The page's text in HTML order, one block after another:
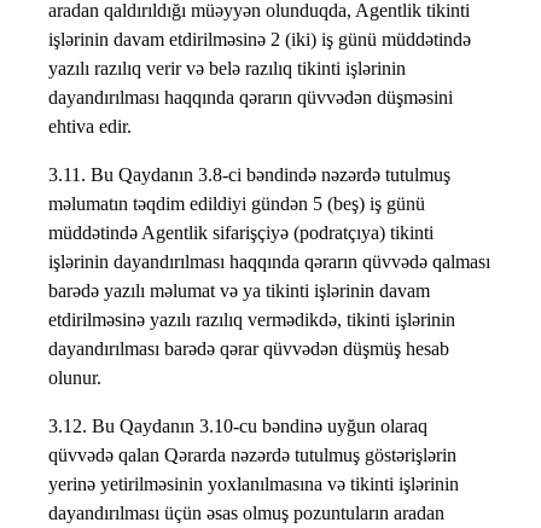
aradan qaldırıldığı müəyyən olunduqda, Agentlik tikinti
işlərinin davam etdirilməsinə 2 (iki) iş günü müddətində
yazılı razılıq verir və belə razılıq tikinti işlərinin
dayandırılması haqqında qərarın qüvvədən düşməsini
ehtiva edir.
3.11. Bu Qaydanın 3.8-ci bəndində nəzərdə tutulmuş
məlumatın təqdim edildiyi gündən 5 (beş) iş günü
müddətində Agentlik sifarişçiyə (podratçıya) tikinti
işlərinin dayandırılması haqqında qərarın qüvvədə qalması
barədə yazılı məlumat və ya tikinti işlərinin davam
etdirilməsinə yazılı razılıq vermədikdə, tikinti işlərinin
dayandırılması barədə qərar qüvvədən düşmüş hesab
olunur.
3.12. Bu Qaydanın 3.10-cu bəndinə uyğun olaraq
qüvvədə qalan Qərarda nəzərdə tutulmuş göstərişlərin
yerinə yetirilməsinin yoxlanılmasına və tikinti işlərinin
dayandırılması üçün əsas olmuş pozuntuların aradan